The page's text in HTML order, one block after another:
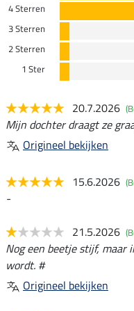
4 Sterren
3 Sterren
2 Sterren
1 Ster
20.7.2026
Mijn dochter draagt ze
Origineel bekijken
15.6.2026
-
21.5.2026
Nog een beetje stijf, maar
wordt. #
Origineel bekijken